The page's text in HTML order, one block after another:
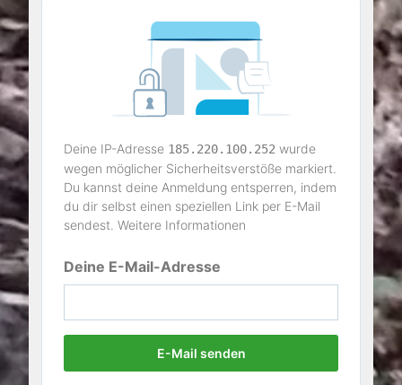
Deine IP-Adresse 185.220.100.252 wurde
wegen möglicher Sicherheitsverstöße markiert.
Du kannst deine Anmeldung entsperren, indem
du dir selbst einen speziellen Link per E-Mail
sendest. Weitere Informationen
Deine E-Mail-Adresse